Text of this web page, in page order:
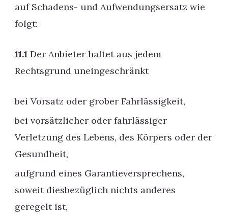
auf Schadens- und Aufwendungsersatz wie
folgt:
11.1 Der Anbieter haftet aus jedem
Rechtsgrund uneingeschränkt
bei Vorsatz oder grober Fahrlässigkeit,
bei vorsätzlicher oder fahrlässiger
Verletzung des Lebens, des Körpers oder der
Gesundheit,
aufgrund eines Garantieversprechens,
soweit diesbezüglich nichts anderes
geregelt ist,